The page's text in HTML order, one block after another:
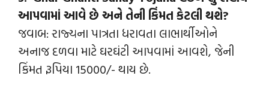
આપવામાં આવે છે અને તેની કિંમત કેટલી થશે?
જવાબ: રાજ્યના પાત્રતા ધરાવતા લાભાર્થીઓને
અનાજ દળવા માટે ઘરઘંટી આપવામાં આવશે, જેની
કિંમત રૂપિયા 15000/- થાય છે.